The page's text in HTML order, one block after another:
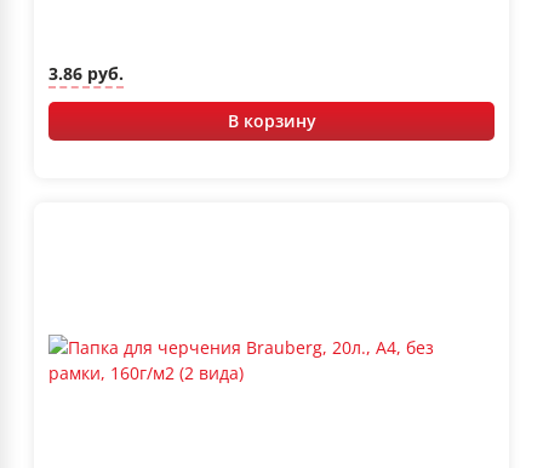
3.86 руб.
В корзину